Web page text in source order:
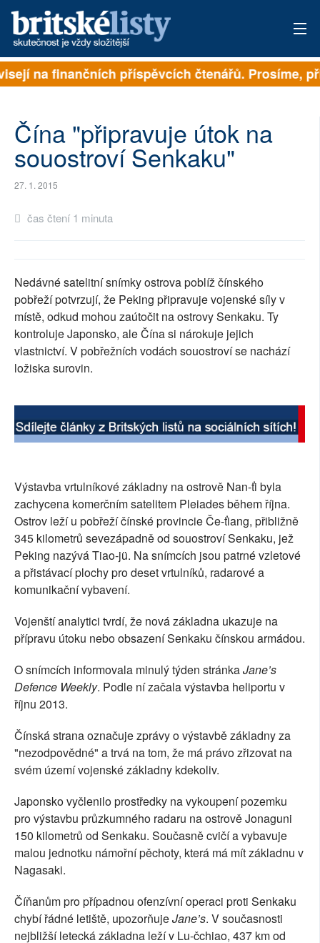
PŘIHLÁSIT
ARCHIV
PŘÍSPĚVKY NA PROVOZ
SOCIÁLNÍ SÍTĚ
RUBRIKY
PLNÁ VERZE STRÁNEK
na finančních příspěvcích čtenářů. Prosíme,
Čína "připravuje útok na
souostroví Senkaku"
27. 1. 2015
čas čtení 1 minuta
Nedávné satelitní snímky ostrova poblíž čínského
pobřeží potvrzují, že Peking připravuje vojenské síly v
místě, odkud mohou zaútočit na ostrovy Senkaku. Ty
kontroluje Japonsko, ale Čína si nárokuje jejich
vlastnictví. V pobřežních vodách souostroví se nachází
ložiska surovin.
Výstavba vrtulníkové základny na ostrově Nan-ťi byla
zachycena komerčním satelitem Pleiades během října.
Ostrov leží u pobřeží čínské provincie Če-ťiang, přibližně
345 kilometrů sevezápadně od souostroví Senkaku, jež
Peking nazývá Tiao-jü. Na snímcích jsou patrné vzletové
a přistávací plochy pro deset vrtulníků, radarové a
komunikační vybavení.
Vojenští analytici tvrdí, že nová základna ukazuje na
přípravu útoku nebo obsazení Senkaku čínskou armádou.
O snímcích informovala minulý týden stránkaJane’s
Defence Weekly. Podle ní začala výstavba heliportu v
říjnu 2013.
Čínská strana označuje zprávy o výstavbě základny za
"nezodpovědné" a trvá na tom, že má právo zřizovat na
svém území vojenské základny kdekoliv.
Japonsko vyčlenilo prostředky na vykoupení pozemku
pro výstavbu průzkumného radaru na ostrově Jonaguni
150 kilometrů od Senkaku. Současně cvičí a vybavuje
malou jednotku námořní pěchoty, která má mít základnu v
Nagasaki.
Číňanům pro případnou ofenzívní operaci proti Senkaku
chybí řádné letiště, upozorňujeJane’s. V současnosti
nejbližší letecká základna leží v Lu-čchiao, 437 km od